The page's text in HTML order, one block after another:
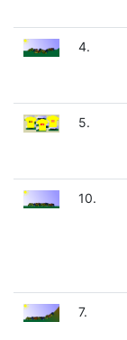
4.
5.
10.
7.